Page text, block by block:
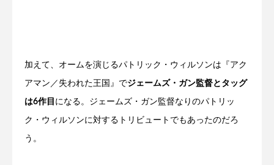
加えて、オームを演じるパトリック・ウィルソンは『アク
アマン／失われた王国』でジェームズ・ガン監督とタッグ
は6作目 になる。ジェームズ・ガン監督なりのパトリッ
ク・ウィルソンに対するトリビュートでもあったのだろ
う。